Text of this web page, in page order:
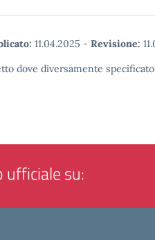
11.04.2025 - Revisione:
dove diversamente
ufficiale su: